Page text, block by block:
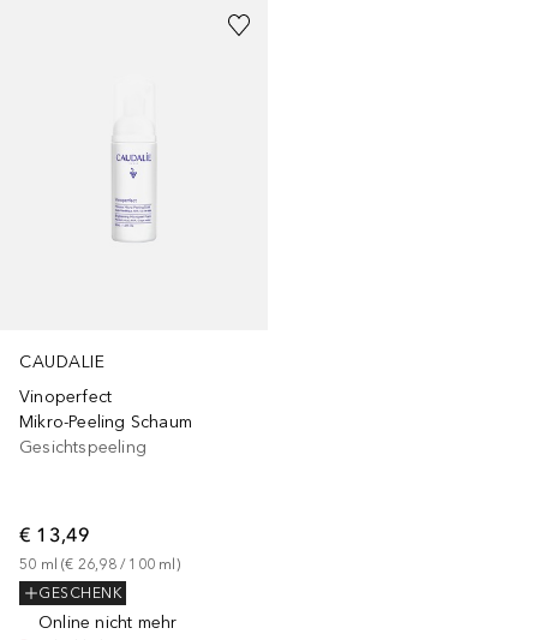
CAUDALIE
Vinoperfect
Mikro-Peeling Schaum
Gesichtspeeling
€ 13,49
50 ml (€ 26,98 / 100 ml )
GESCHENK
Online nicht mehr